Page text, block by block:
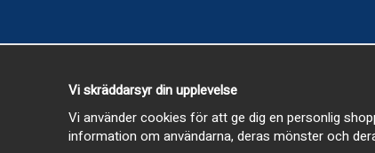
Vi skräddarsyr din upplevelse
Vi använder cookies för att ge dig en personlig
information om användarna, deras mönster och